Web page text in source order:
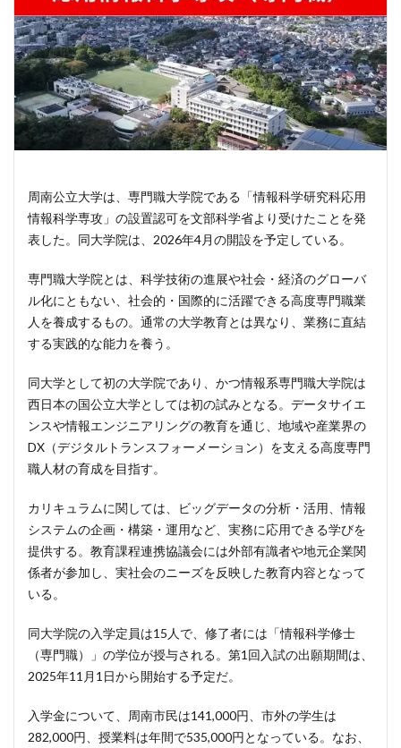
周南公立大学は、専門職大学院である「情報科学研究科応用
情報科学専攻」の設置認可を文部科学省より受けたことを発
表した。同大学院は、2026年4月の開設を予定している。
専門職大学院とは、科学技術の進展や社会・経済のグローバ
ル化にともない、社会的・国際的に活躍できる高度専門職業
人を養成するもの。通常の大学教育とは異なり、業務に直結
する実践的な能力を養う。
同大学として初の大学院であり、かつ情報系専門職大学院は
西日本の国公立大学としては初の試みとなる。データサイエ
ンスや情報エンジニアリングの教育を通じ、地域や産業界の
DX（デジタルトランスフォーメーション）を支える高度専門
職人材の育成を目指す。
カリキュラムに関しては、ビッグデータの分析・活用、情報
システムの企画・構築・運用など、実務に応用できる学びを
提供する。教育課程連携協議会には外部有識者や地元企業関
係者が参加し、実社会のニーズを反映した教育内容となって
いる。
同大学院の入学定員は15人で、修了者には「情報科学修士
（専門職）」の学位が授与される。第1回入試の出願期間は、
2025年11月1日から開始する予定だ。
入学金について、周南市民は141,000円、市外の学生は
282,000円、授業料は年間で535,000円となっている。なお、